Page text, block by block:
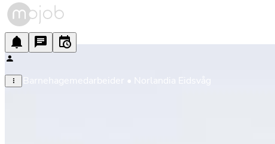
Barnehagemedarbeider • Norlandia Eidsvåg